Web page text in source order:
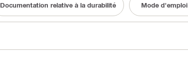
Documentation relative à la durabilité Mode d'emploi